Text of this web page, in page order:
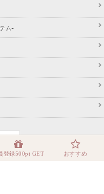
登録500pt GET おすすめ
ム-